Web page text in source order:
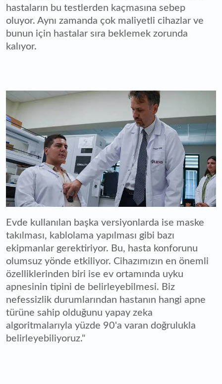
hastaların bu testlerden kaçmasına sebep
oluyor. Aynı zamanda çok maliyetli cihazlar ve
bunun için hastalar sıra beklemek zorunda
kalıyor.
Evde kullanılan başka versiyonlarda ise maske
takılması, kablolama yapılması gibi bazı
ekipmanlar gerektiriyor. Bu, hasta konforunu
olumsuz yönde etkiliyor. Cihazımızın en önemli
özelliklerinden biri ise ev ortamında uyku
apnesinin tipini de belirleyebilmesi. Biz
nefessizlik durumlarından hastanın hangi apne
türüne sahip olduğunu yapay zeka
algoritmalarıyla yüzde 90'a varan doğrulukla
belirleyebiliyoruz."